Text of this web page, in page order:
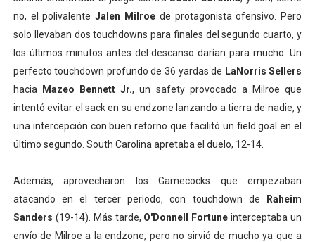
no, el polivalenteJalen Milroe de protagonista ofensivo. Pero
solo llevaban dos touchdowns para finales del segundo cuarto, y
los últimos minutos antes del descanso darían para mucho. Un
perfecto touchdown profundo de 36 yardas de LaNorris Sellers
hacia
Mazeo Bennett Jr., un safety provocado a Milroe que
intentó evitar el sack en su endzone lanzando a tierra de nadie, y
una intercepción con buen retorno que facilitó un field goal en el
último segundo. South Carolina apretaba el duelo, 12-14.
Además, aprovecharon los Gamecocks que empezaban
atacando en el tercer periodo, con touchdown de
Raheim
Sanders (19-14). Más tarde, O'Donnell Fortune interceptaba un
envío de Milroe a la endzone, pero no sirvió de mucho ya que a